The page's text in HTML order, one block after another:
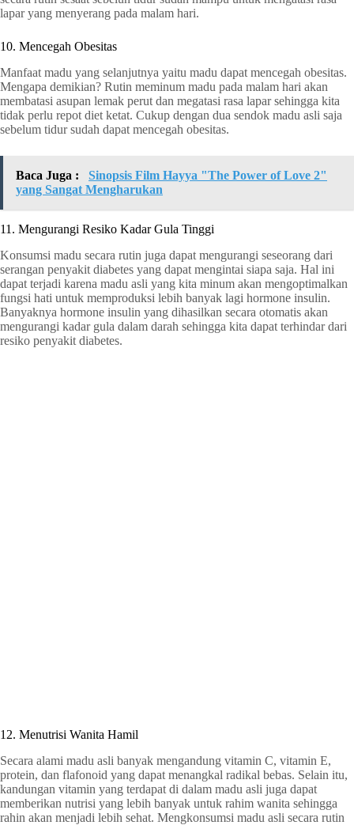
lapar yang menyerang pada malam hari.
10. Mencegah Obesitas
Manfaat madu yang selanjutnya yaitu madu dapat mencegah obesitas.
Mengapa demikian? Rutin meminum madu pada malam hari akan
membatasi asupan lemak perut dan megatasi rasa lapar sehingga kita
tidak perlu repot diet ketat. Cukup dengan dua sendok madu asli saja
sebelum tidur sudah dapat mencegah obesitas.
Baca Juga :
Sinopsis Film Hayya "The Power of Love 2"
yang Sangat Mengharukan
11. Mengurangi Resiko Kadar Gula Tinggi
Konsumsi madu secara rutin juga dapat mengurangi seseorang dari
serangan penyakit diabetes yang dapat mengintai siapa saja. Hal ini
dapat terjadi karena madu asli yang kita minum akan mengoptimalkan
fungsi hati untuk memproduksi lebih banyak lagi hormone insulin.
Banyaknya hormone insulin yang dihasilkan secara otomatis akan
mengurangi kadar gula dalam darah sehingga kita dapat terhindar dari
resiko penyakit diabetes.
12. Menutrisi Wanita Hamil
Secara alami madu asli banyak mengandung vitamin C, vitamin E,
protein, dan flafonoid yang dapat menangkal radikal bebas. Selain itu,
kandungan vitamin yang terdapat di dalam madu asli juga dapat
memberikan nutrisi yang lebih banyak untuk rahim wanita sehingga
rahin akan menjadi lebih sehat. Mengkonsumsi madu asli secara rutin